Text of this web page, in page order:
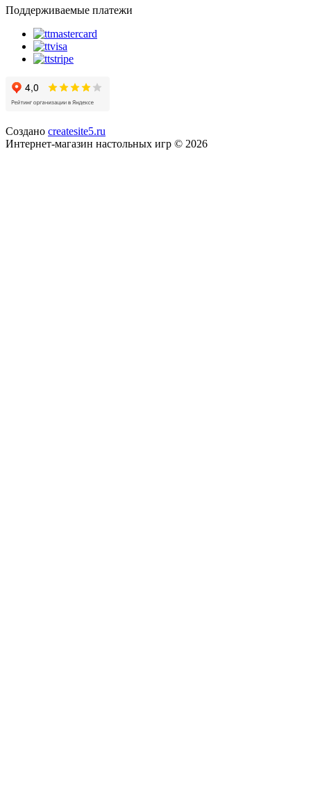
Поддерживаемые платежи
Создано createsite5.ru
Интернет-магазин настольных игр © 2026